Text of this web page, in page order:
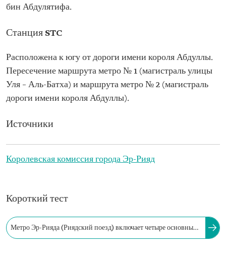
бин Абдулятифа.
Станция STC
Расположена к югу от дороги имени короля Абдуллы.
Пересечение маршрута метро № 1 (магистраль улицы
Уля – Аль-Батха) и маршрута метро № 2 (магистраль
дороги имени короля Абдуллы).
Источники
Королевская комиссия города Эр-Рияд
Короткий тест
Метро Эр-Рияда (Риядский поезд) включает четыре основные